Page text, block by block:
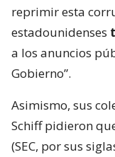
reprimir esta
estadounidenses
a los anuncios
Gobierno”.
Asimismo, sus
Schiff pidieron
(SEC, por sus